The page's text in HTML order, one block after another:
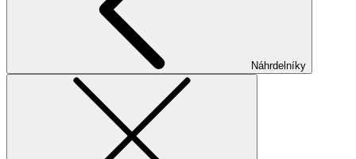
Náhrdelníky